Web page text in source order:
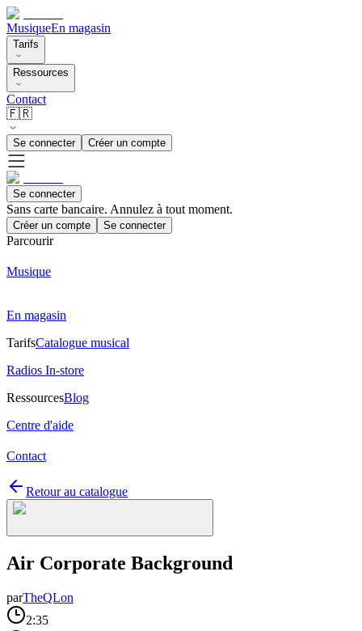
MusiqueEn magasin
Tarifs
Ressources
Contact
🇫🇷
Se connecter Créer un compte
Se connecter
Sans carte bancaire. Annulez à tout moment.
Créer un compte Se connecter
Parcourir
Musique
En magasin
TarifsCatalogue musical
Radios In-store
RessourcesBlog
Centre d'aide
Contact
Retour au catalogue
Air Corporate Background
parTheQLon
2:35